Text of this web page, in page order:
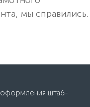
мы справились.
оформления штаб-